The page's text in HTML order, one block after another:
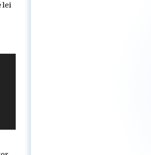
lei